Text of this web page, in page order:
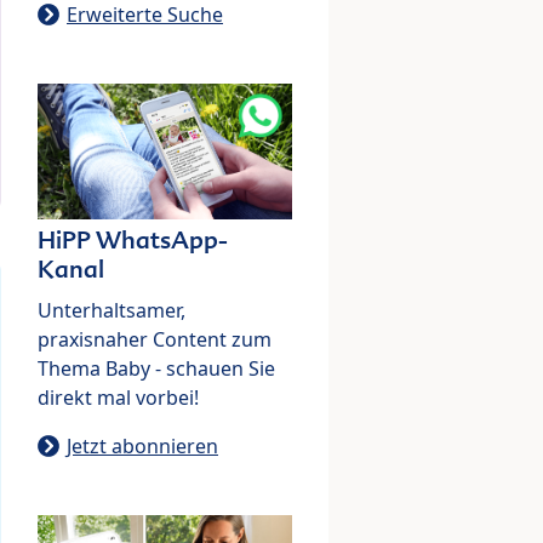
Erweiterte Suche
HiPP WhatsApp-
Kanal
Unterhaltsamer,
praxisnaher Content zum
Thema Baby - schauen Sie
direkt mal vorbei!
Jetzt abonnieren